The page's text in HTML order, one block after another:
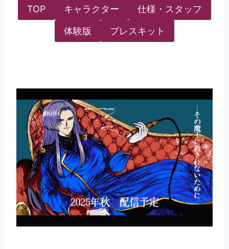
TOP キャラクター 仕様・スタッフ
体験版 プレスキット